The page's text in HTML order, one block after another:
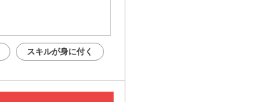
スキルが身に付く